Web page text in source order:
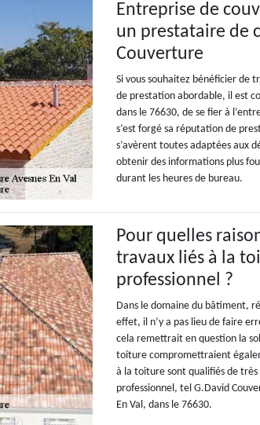
Entreprise de
un prestataire de
Couverture
Si vous souhaitez bénéficier de
de prestation abordable, il est
dans le 76630, de se fier à
s’est forgé sa réputation de
s’avèrent toutes adaptées aux
obtenir des informations plus
durant les heures de bureau.
Pour quelles
travaux liés à la
professionnel ?
Dans le domaine du bâtiment,
effet, il n’y a pas lieu de faire
cela remettrait en question la
toiture compromettraient
à la toiture sont qualifiés de très
professionnel, tel G.David
En Val, dans le 76630.